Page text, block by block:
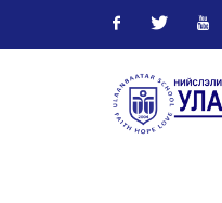
FacebookTwitter